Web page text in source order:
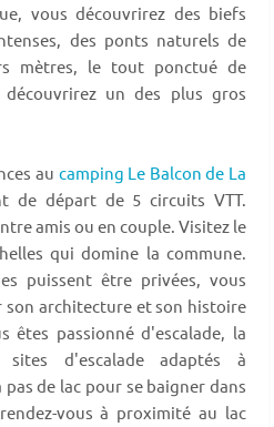
vous découvrirez des biefs
des ponts naturels de
mètres, le tout ponctué de
un des plus gros
au camping Le Balcon de La
de départ de 5 circuits VTT.
amis ou en couple. Visitez le
qui domine la commune.
puissent être privées, vous
son architecture et son histoire
êtes passionné d'escalade, la
d'escalade adaptés à
de lac pour se baigner dans
vous à proximité au lac